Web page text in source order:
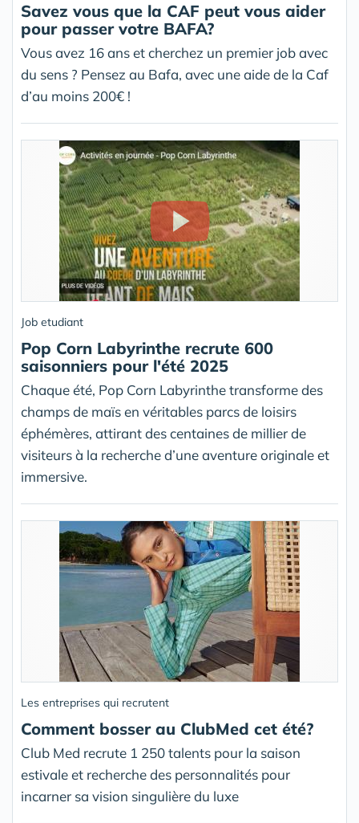
Savez vous que la CAF peut vous aider
pour passer votre BAFA?
Vous avez 16 ans et cherchez un premier job avec
du sens ? Pensez au Bafa, avec une aide de la Caf
d’au moins 200€ !
Job etudiant
Pop Corn Labyrinthe recrute 600
saisonniers pour l'été 2025
Chaque été, Pop Corn Labyrinthe transforme des
champs de maïs en véritables parcs de loisirs
éphémères, attirant des centaines de millier de
visiteurs à la recherche d’une aventure originale et
immersive.
Les entreprises qui recrutent
Comment bosser au ClubMed cet été?
Club Med recrute 1 250 talents pour la saison
estivale et recherche des personnalités pour
incarner sa vision singulière du luxe